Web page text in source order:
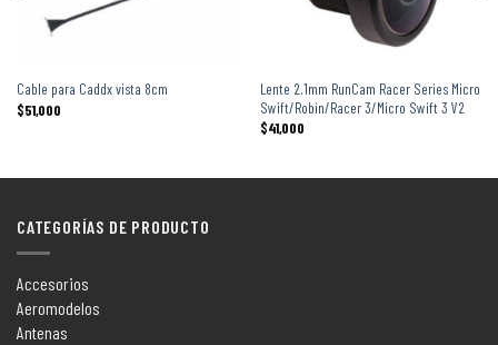
Cable para Caddx vista 8cm
$51,000
Lente 2.1mm RunCam Racer Series Micro
Swift/Robin/Racer 3/Micro Swift 3 V2
$41,000
CATEGORÍAS DE PRODUCTO
Accesorios
Aeromodelos
Antenas